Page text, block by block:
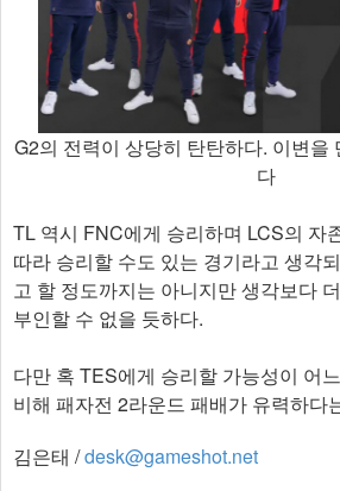
G2의 전력이 상당히 탄탄하다. 이변을
다
TL 역시 FNC에게 승리하며 LCS의 자
따라 승리할 수도 있는 경기라고 생각
고 할 정도까지는 아니지만 생각보다
부인할 수 없을 듯하다.
다만 혹 TES에게 승리할 가능성이 어
비해 패자전 2라운드 패배가 유력하다
김은태 /desk@gameshot.net